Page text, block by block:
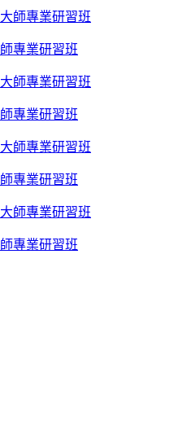
專業研習班
專業研習班
專業研習班
專業研習班